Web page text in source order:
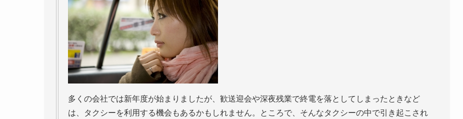
多くの会社では新年度が始まりましたが、歓送迎会や深夜残業で終電を落としてしまったときなど
は、タクシーを利用する機会もあるかもしれません。ところで、そんなタクシーの中で引き起こされ